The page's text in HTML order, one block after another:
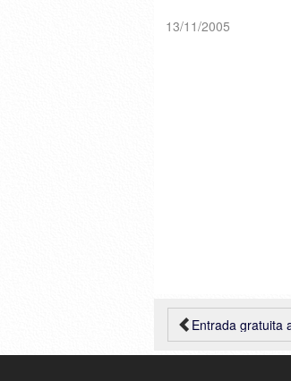
Pelli. Se prevé su
13/11/2005
Entrada gratuita al